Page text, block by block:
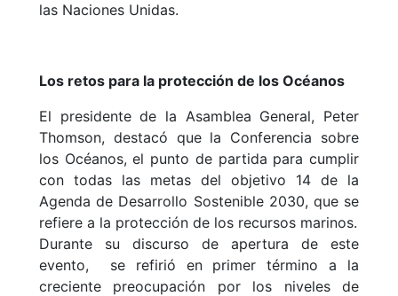
las Naciones Unidas.
Los retos para la protección de los Océanos
El presidente de la Asamblea General, Peter
Thomson, destacó que la Conferencia sobre
los Océanos, el punto de partida para cumplir
con todas las metas del objetivo 14 de la
Agenda de Desarrollo Sostenible 2030, que se
refiere a la protección de los recursos marinos.
Durante su discurso de apertura de este
evento, se refirió en primer término a la
creciente preocupación por los niveles de